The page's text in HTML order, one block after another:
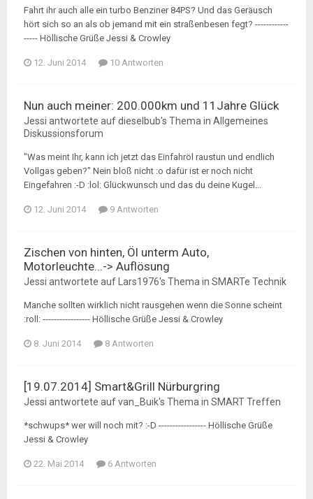
Fahrt ihr auch alle ein turbo Benziner 84PS? Und das Geräusch
hört sich so an als ob jemand mit ein straßenbesen fegt? ------------
----- Höllische Grüße Jessi & Crowley
12. Juni 2014 10 Antworten
Nun auch meiner: 200.000km und 11Jahre Glück
Jessi antwortete aufdieselbub's Thema in Allgemeines
Diskussionsforum
"Was meint Ihr, kann ich jetzt das Einfahröl raustun und endlich
Vollgas geben?" Nein bloß nicht :o dafür ist er noch nicht
Eingefahren :-D :lol: Glückwunsch und das du deine Kugel...
12. Juni 2014 9 Antworten
Zischen von hinten, Öl unterm Auto,
Motorleuchte...-> Auflösung
Jessi antwortete auf Lars1976's Thema in SMARTe Technik
Manche sollten wirklich nicht rausgehen wenn die Sonne scheint
:roll: ----------------- Höllische Grüße Jessi & Crowley
8. Juni 2014 8 Antworten
[19.07.2014] Smart&Grill Nürburgring
Jessi antwortete aufvan_Buik's Thema in SMART Treffen
*schwups* wer will noch mit? :-D ----------------- Höllische Grüße
Jessi & Crowley
22. Mai 2014 6 Antworten